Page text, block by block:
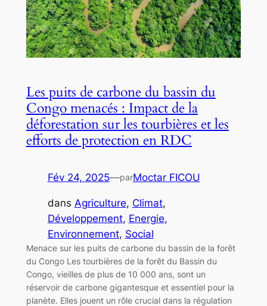
Les puits de carbone du bassin du
Congo menacés : Impact de la
déforestation sur les tourbières et les
efforts de protection en RDC
Fév 24, 2025—parMoctar FICOU
dans Agriculture, Climat
Développement, Energie
Environnement, Social
Menace sur les puits de carbone du bassin de la forêt
du Congo Les tourbières de la forêt du Bassin du
Congo, vieilles de plus de 10 000 ans, sont un
réservoir de carbone gigantesque et essentiel pour la
planète. Elles jouent un rôle crucial dans la régulation